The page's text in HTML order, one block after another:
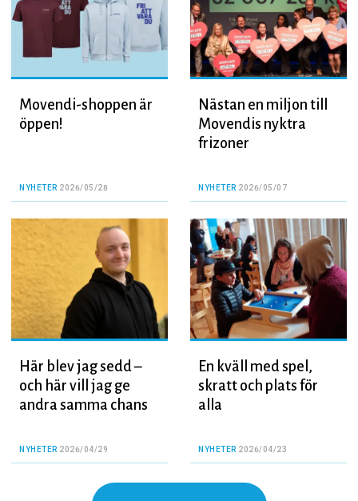
Movendi-shoppen är
öppen!
NYHETER 2026/05/28
Nästan en miljon till
Movendis nyktra
frizoner
NYHETER 2026/05/07
Här blev jag sedd –
och här vill jag ge
andra samma chans
NYHETER 2026/04/29
En kväll med spel,
skratt och plats för
alla
NYHETER 2026/04/23